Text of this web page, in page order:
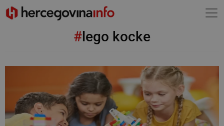
#lego kocke